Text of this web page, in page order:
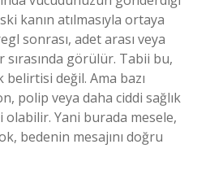
kanın atılmasıyla ortaya
sonrası, adet arası veya
görülür. Tabii bu,
belirtisi değil. Ama bazı
polip veya daha ciddi sağlık
olabilir. Yani burada mesele,
bedenin mesajını doğru